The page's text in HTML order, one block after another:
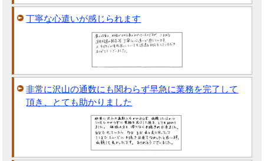
丁寧な心遣いが感じられます
非常に沢山の通数にも関わらず早急に業務を完了して
頂き、とても助かりました